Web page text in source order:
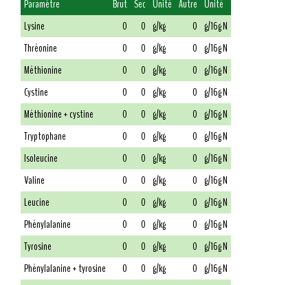
Paramètre Brut Sec Unité Autre Unité
Lysine
0 0 g/kg 0 g/16g N
Thréonine
0 0 g/kg 0 g/16g N
Méthionine
0 0 g/kg 0 g/16g N
Cystine
0 0 g/kg 0 g/16g N
Méthionine + cystine
0 0 g/kg 0 g/16g N
Tryptophane
0 0 g/kg 0 g/16g N
Isoleucine
0 0 g/kg 0 g/16g N
Valine
0 0 g/kg 0 g/16g N
Leucine
0 0 g/kg 0 g/16g N
Phénylalanine
0 0 g/kg 0 g/16g N
Tyrosine
0 0 g/kg 0 g/16g N
Phénylalanine + tyrosine
0 0 g/kg 0 g/16g N